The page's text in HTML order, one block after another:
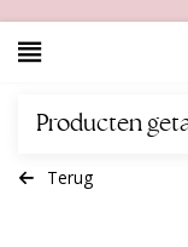
Producten
Terug